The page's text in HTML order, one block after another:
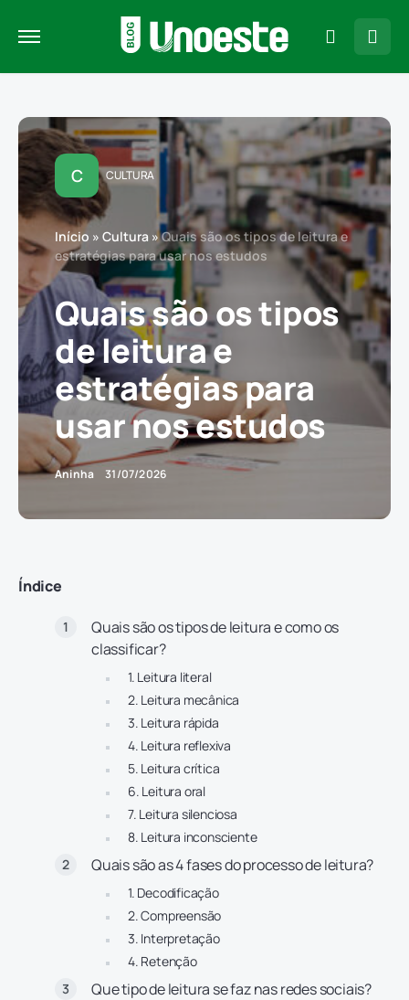
C CULTURA
Início » Cultura »Quais são os tipos de leitura e
estratégias para usar nos estudos
Quais são os tipos
de leitura e
estratégias para
usar nos estudos
Aninha 31/07/2026
Índice
Quais são os tipos de leitura e como os
classificar?
1. Leitura literal
2. Leitura mecânica
3. Leitura rápida
4. Leitura reflexiva
5. Leitura crítica
6. Leitura oral
7. Leitura silenciosa
8. Leitura inconsciente
Quais são as 4 fases do processo de leitura?
1. Decodificação
2. Compreensão
3. Interpretação
4. Retenção
Que tipo de leitura se faz nas redes sociais?